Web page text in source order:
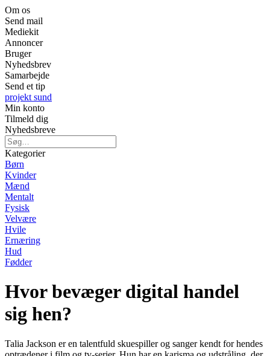
Om os
Send mail
Mediekit
Annoncer
Bruger
Nyhedsbrev
Samarbejde
Send et tip
projekt sund
Min konto
Tilmeld dig
Nyhedsbreve
Kategorier
Børn
Kvinder
Mænd
Mentalt
Fysisk
Velvære
Hvile
Ernæring
Hud
Fødder
Hvor bevæger digital handel
sig hen?
Talia Jackson er en talentfuld skuespiller og sanger kendt for hendes